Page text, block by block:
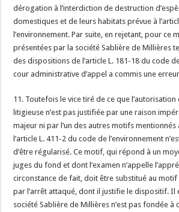
dérogation à l’interdiction de destruction
domestiques et de leurs habitats prévue à
l’environnement. Par suite, en rejetant, pour ce
présentées par la société Sablière de Millières
des dispositions de l’article L. 181-18 du code
cour administrative d’appel a commis une
11. Toutefois le vice tiré de ce que
litigieuse n’est pas justifiée par une raison
majeur ni par l’un des autres motifs mentionnés
l’article L. 411-2 du code de l’environnement
d’être régularisé. Ce motif, qui répond à un
juges du fond et dont l’examen n’appelle
circonstance de fait, doit être substitué au
par l’arrêt attaqué, dont il justifie le dispositif. Il
société Sablière de Millières n’est pas fondée à